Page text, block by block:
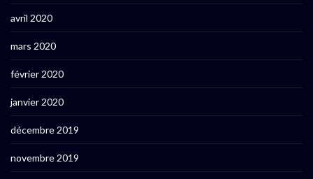
avril 2020
mars 2020
février 2020
janvier 2020
décembre 2019
novembre 2019